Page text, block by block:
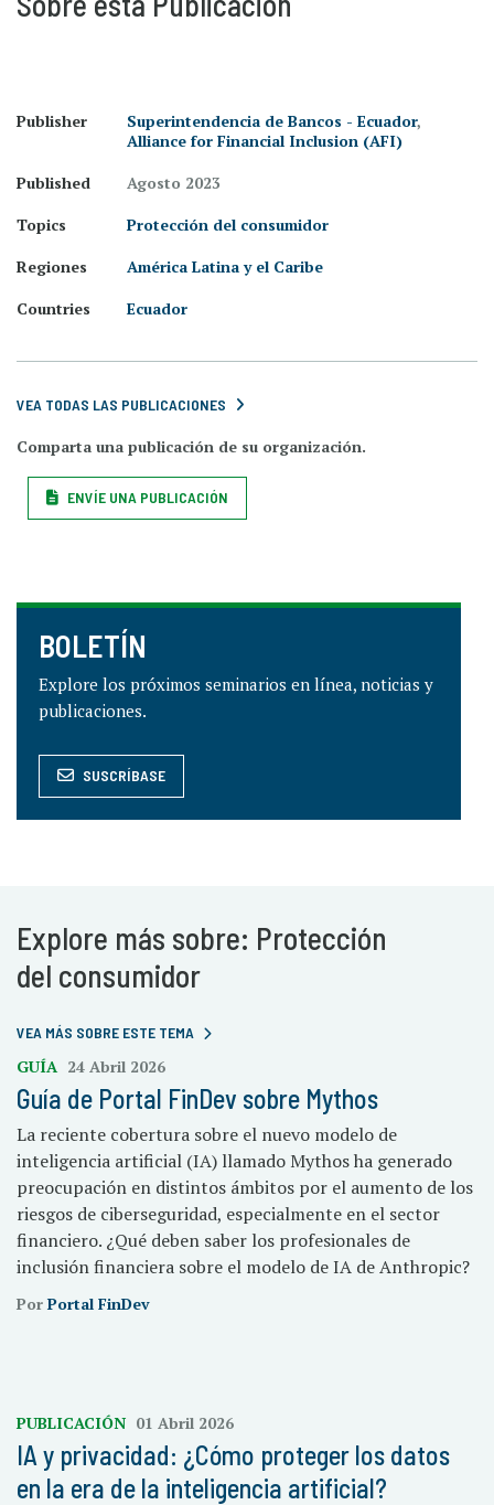
Publisher Superintendencia de Bancos - Ecuador,
Alliance for Financial Inclusion (AFI)
Published
Agosto 2023
Topics
Protección del consumidor
Regiones
América Latina y el Caribe
Countries
Ecuador
VEA TODAS LAS PUBLICACIONES
Comparta una publicación de su organización.
ENVÍE UNA PUBLICACIÓN
BOLETÍN
Explore los próximos seminarios en línea, noticias y
publicaciones.
SUSCRÍBASE
Explore más sobre: Protección
del consumidor
VEA MÁS SOBRE ESTE TEMA
GUÍA 24 Abril 2026
Guía de Portal FinDev sobre Mythos
La reciente cobertura sobre el nuevo modelo de
inteligencia artificial (IA) llamado Mythos ha generado
preocupación en distintos ámbitos por el aumento de los
riesgos de ciberseguridad, especialmente en el sector
financiero. ¿Qué deben saber los profesionales de
inclusión financiera sobre el modelo de IA de Anthropic?
Por Portal FinDev
PUBLICACIÓN 01 Abril 2026
IA y privacidad: ¿Cómo proteger los datos
en la era de la inteligencia artificial?